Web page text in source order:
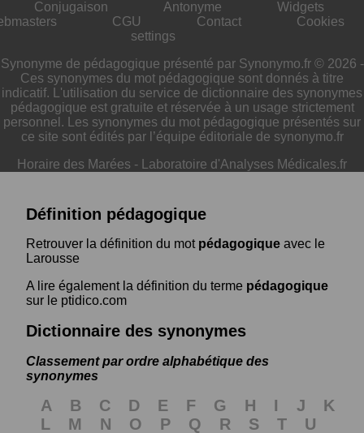
Conjugaison Antonyme
Widgets
CGU Contact
Cookies
settings
Synonyme de pédagogique présenté par Synonymo.fr © 2026 -
Ces synonymes du mot pédagogique sont donnés à titre
indicatif. L'utilisation du service de dictionnaire des synonymes
pédagogique est gratuite et réservée à un usage strictement
personnel. Les synonymes du mot pédagogique présentés sur
ce site sont édités par l’équipe éditoriale de synonymo.fr
Horaire des Marées - Laboratoire d'Analyses Médicales.fr
Définition pédagogique
Retrouver la définition du mot pédagogique avec le
Larousse
A lire également la définition du terme pédagogique
sur le ptidico.com
Dictionnaire des synonymes
Classement par ordre alphabétique des
synonymes
A B C D E F G H I J
K
L
M N O P Q R S T U